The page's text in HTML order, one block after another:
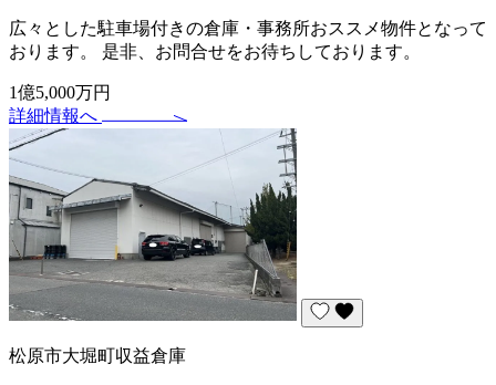
広々とした駐車場付きの倉庫・事務所おススメ物件となって
おります。 是非、お問合せをお待ちしております。
1億5,000万円
詳細情報へ
松原市大堀町収益倉庫